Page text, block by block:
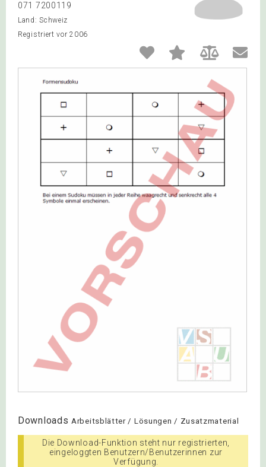
071 7200119
Land: Schweiz
Registriert vor 2006
Downloads Arbeitsblätter / Lösungen / Zusatzmaterial
Die Download-Funktion steht nur registrierten,
eingeloggten Benutzern/Benutzerinnen zur
Verfügung.